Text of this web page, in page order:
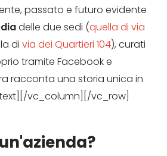
passato e futuro evidente
delle due sedi (quella di via
di via dei Quartieri 104), curati
tramite Facebook e
racconta una storia unica in
vc_column][/vc_row]